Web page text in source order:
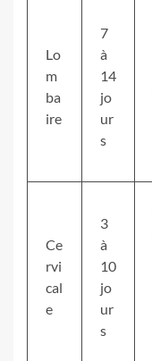
Lo
m
ba
ire
7
à
14
jo
ur
s
Ce
rvi
cal
e
3
à
10
jo
ur
s